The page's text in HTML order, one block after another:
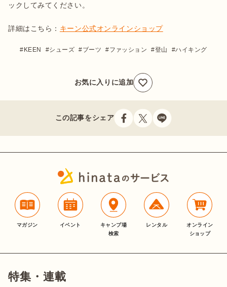
ックしてみてください。
詳細はこちら： キーン公式オンラインショップ
KEEN シューズ ブーツ ファッション 登山 ハイキング
お気に入りに追加
この記事をシェア
マガジン イベント
キャンプ場
検索
レンタル
オンライン
ショップ
特集・連載